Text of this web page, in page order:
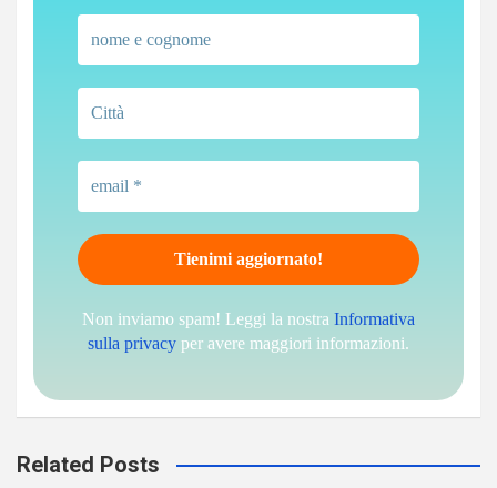
Non inviamo spam! Leggi la nostra Informativa
sulla privacy per avere maggiori informazioni.
Related Posts